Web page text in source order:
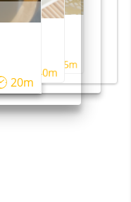
20m
40m
55m